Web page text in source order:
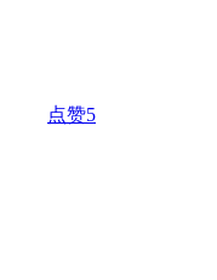
点赞5